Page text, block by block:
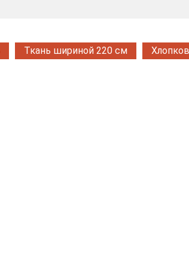
Ткань шириной 220 см